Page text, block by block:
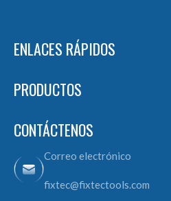
ENLACES RÁPIDOS
PRODUCTOS
CONTÁCTENOS
Correo electrónico
fixtec@fixtectools.com